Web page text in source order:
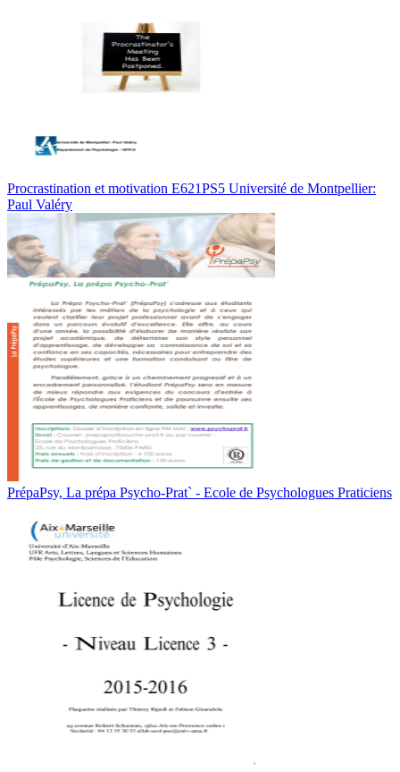
Procrastination et motivation E621PS5 Université de Montpellier:
Paul Valéry
PrépaPsy, La prépa Psycho-Prat` - Ecole de Psychologues Praticiens